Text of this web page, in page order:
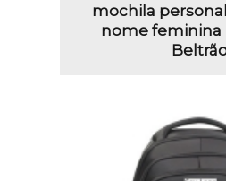
mochila
nome feminina